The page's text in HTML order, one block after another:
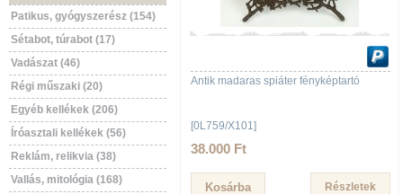
Patikus, gyógyszerész (154)
Sétabot, túrabot (17)
Vadászat (46)
Régi műszaki (20)
Egyéb kellékek (206)
Íróasztali kellékek (56)
Reklám, relikvia (38)
Vallás, mitológia (168)
Antik madaras spiáter fényképtartó
[0L759/X101]
38.000 Ft
Részletek